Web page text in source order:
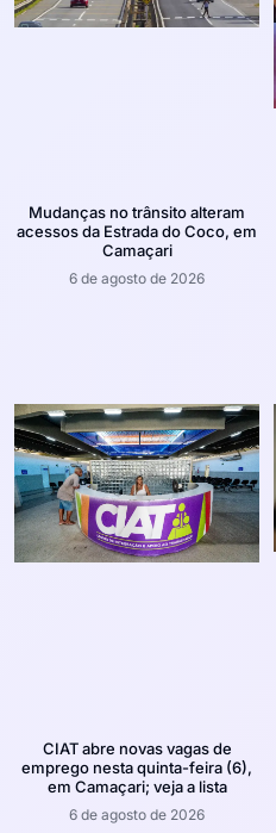
Mudanças no trânsito alteram
acessos da Estrada do Coco, em
Camaçari
6 de agosto de 2026
CIAT abre novas vagas de
emprego nesta quinta-feira (6),
em Camaçari; veja a lista
6 de agosto de 2026